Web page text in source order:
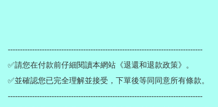
--------------------------------------------------------------------------------
✅請您在付款前仔細閱讀本網站《退還和退款政策》。
✅並確認您已完全理解並接受，下單後等同同意所有條款。
--------------------------------------------------------------------------------